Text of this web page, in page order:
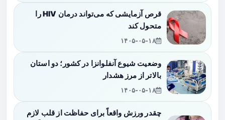
قرص آزمایشی که می‌تواند درمان HIV را
متحول کند
۱۴۰۵-۰۵-۱۸
وضعیت شیوع آنفلوانزا در کشور؛ دو استان
بالاتر از مرز هشدار
۱۴۰۵-۰۵-۱۸
چقدر ورزش واقعاً برای حفاظت از قلب لازم